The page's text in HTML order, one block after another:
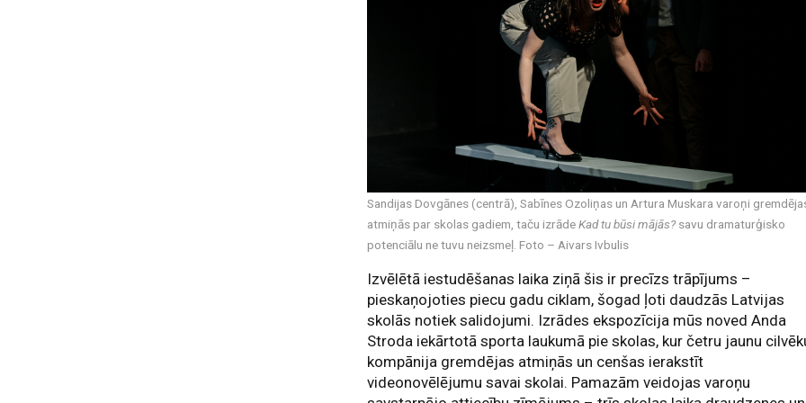
Sandijas Dovgānes (centrā), Sabīnes Ozoliņas un Artura Muskara varoņi
atmiņās par skolas gadiem, taču izrādeKad tu būsi mājās? savu dramaturģisko
potenciālu ne tuvu neizsmeļ. Foto – Aivars Ivbulis
Izvēlētā iestudēšanas laika ziņā šis ir precīzs trāpījums –
pieskaņojoties piecu gadu ciklam, šogad ļoti daudzās Latvijas
skolās notiek salidojumi. Izrādes ekspozīcija mūs noved Anda
Stroda iekārtotā sporta laukumā pie skolas, kur četru jaunu
kompānija gremdējas atmiņās un cenšas ierakstīt
videonovēlējumu savai skolai. Pamazām veidojas varoņu